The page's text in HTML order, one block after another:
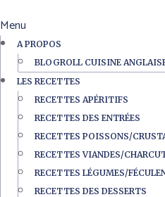
Menu
A PROPOS
BLOGROLL CUISINE
LES RECETTES
RECETTES APÉRITIFS
RECETTES DES ENTRÉES
RECETTES POISSONS/
RECETTES VIANDES/
RECETTES LÉGUMES/
RECETTES DES DESSERTS